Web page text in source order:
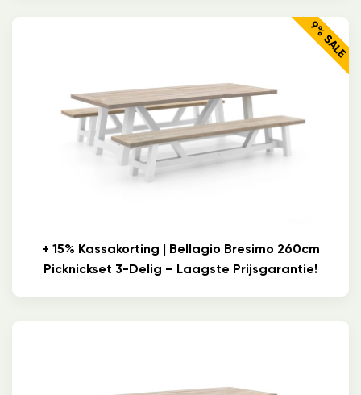
9% SALE
+ 15% Kassakorting | Bellagio Bresimo 260cm
Picknickset 3-Delig – Laagste Prijsgarantie!